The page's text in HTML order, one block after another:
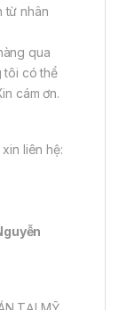
từ nhân
qua
tôi có thể
cám ơn.
liên hệ: